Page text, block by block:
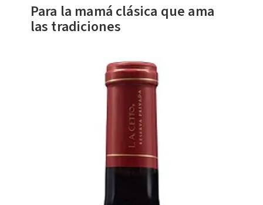
Para la mamá clásica que ama
las tradiciones